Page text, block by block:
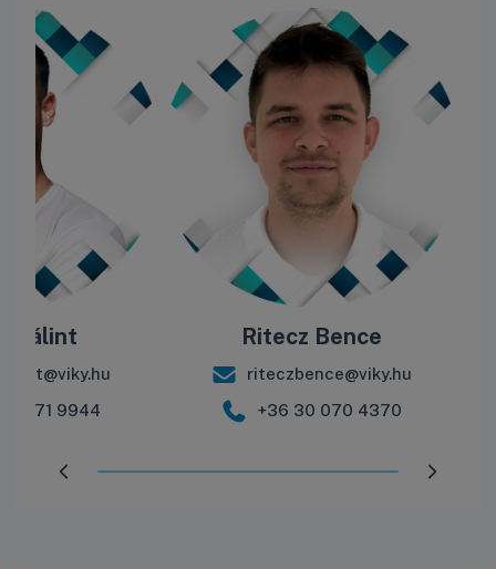
Bálint
571 9944
Ritecz Bence
riteczbence@viky.hu
+36 30 070 4370